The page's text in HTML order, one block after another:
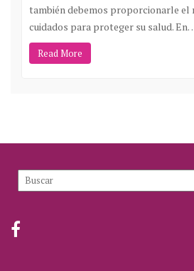
también debemos proporcionarle el
cuidados para proteger su salud.
Read More